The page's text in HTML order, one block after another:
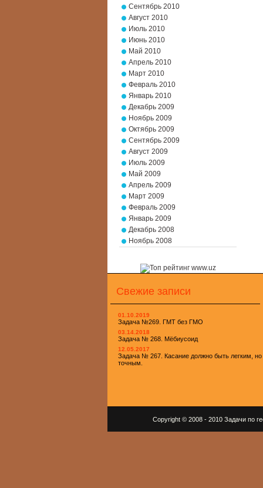
Сентябрь 2010
Август 2010
Июль 2010
Июнь 2010
Май 2010
Апрель 2010
Март 2010
Февраль 2010
Январь 2010
Декабрь 2009
Ноябрь 2009
Октябрь 2009
Сентябрь 2009
Август 2009
Июль 2009
Май 2009
Апрель 2009
Март 2009
Февраль 2009
Январь 2009
Декабрь 2008
Ноябрь 2008
Свежие записи
01.10.2019
Задача №269. ГМТ без ГМО
03.14.2018
Задача № 268. Мёбиусоид
12.05.2017
Задача № 267. Касание должно быть легким, но
точным.
Copyright © 2008 - 2010 Задачи по